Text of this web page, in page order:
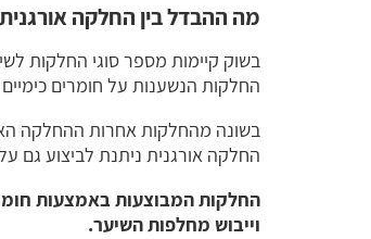
מה ההבדל בין החלקה
בשוק קיימות מספר סוגי החלקות
החלקות הנשענות על חומרים
בשונה מהחלקות אחרות ההחלקה
החלקה אורגנית ניתנת לביצוע גם
החלקות המבוצעות באמצעות
וייבוש מחלפות השיער.